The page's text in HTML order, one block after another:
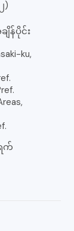
)
န်ပိုင်း
ku,
က်